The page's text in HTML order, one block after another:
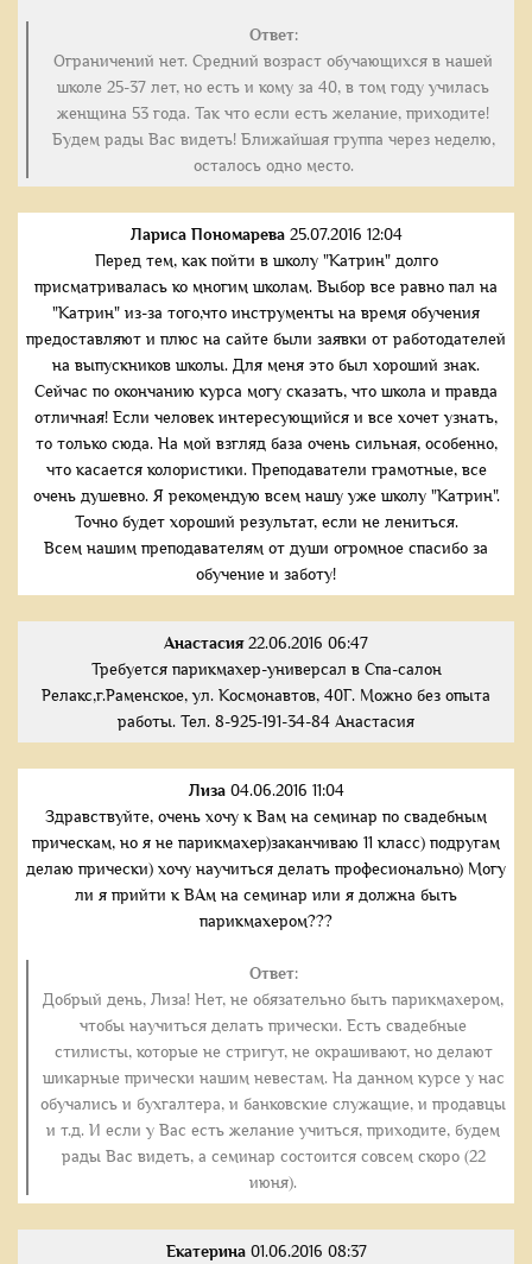
Ответ:
Ограничений нет. Средний возраст обучающихся в нашей
школе 25-37 лет, но есть и кому за 40, в том году училась
женщина 53 года. Так что если есть желание, приходите!
Будем рады Вас видеть! Ближайшая группа через неделю,
осталось одно место.
Лариса Пономарева25.07.2016 12:04
Перед тем, как пойти в школу "Катрин" долго
присматривалась ко многим школам. Выбор все равно пал на
"Катрин" из-за того,что инструменты на время обучения
предоставляют и плюс на сайте были заявки от работодателей
на выпускников школы. Для меня это был хороший знак.
Сейчас по окончанию курса могу сказать, что школа и правда
отличная! Если человек интересующийся и все хочет узнать,
то только сюда. На мой взгляд база очень сильная, особенно,
что касается колористики. Преподаватели грамотные, все
очень душевно. Я рекомендую всем нашу уже школу "Катрин".
Точно будет хороший результат, если не лениться.
Всем нашим преподавателям от души огромное спасибо за
обучение и заботу!
Анастасия22.06.2016 06:47
Требуется парикмахер-универсал в Спа-салон
Релакс,г.Раменское, ул. Космонавтов, 40Г. Можно без опыта
работы. Тел. 8-925-191-34-84 Анастасия
Лиза04.06.2016 11:04
Здравствуйте, очень хочу к Вам на семинар по свадебным
прическам, но я не парикмахер)заканчиваю 11 класс) подругам
делаю прически) хочу научиться делать професионально) Могу
ли я прийти к ВАм на семинар или я должна быть
парикмахером???
Ответ:
Добрый день, Лиза! Нет, не обязательно быть парикмахером,
чтобы научиться делать прически. Есть свадебные
стилисты, которые не стригут, не окрашивают, но делают
шикарные прически нашим невестам. На данном курсе у нас
обучались и бухгалтера, и банковские служащие, и продавцы
и т.д. И если у Вас есть желание учиться, приходите, будем
рады Вас видеть, а семинар состоится совсем скоро (22
июня).
Екатерина01.06.2016 08:37